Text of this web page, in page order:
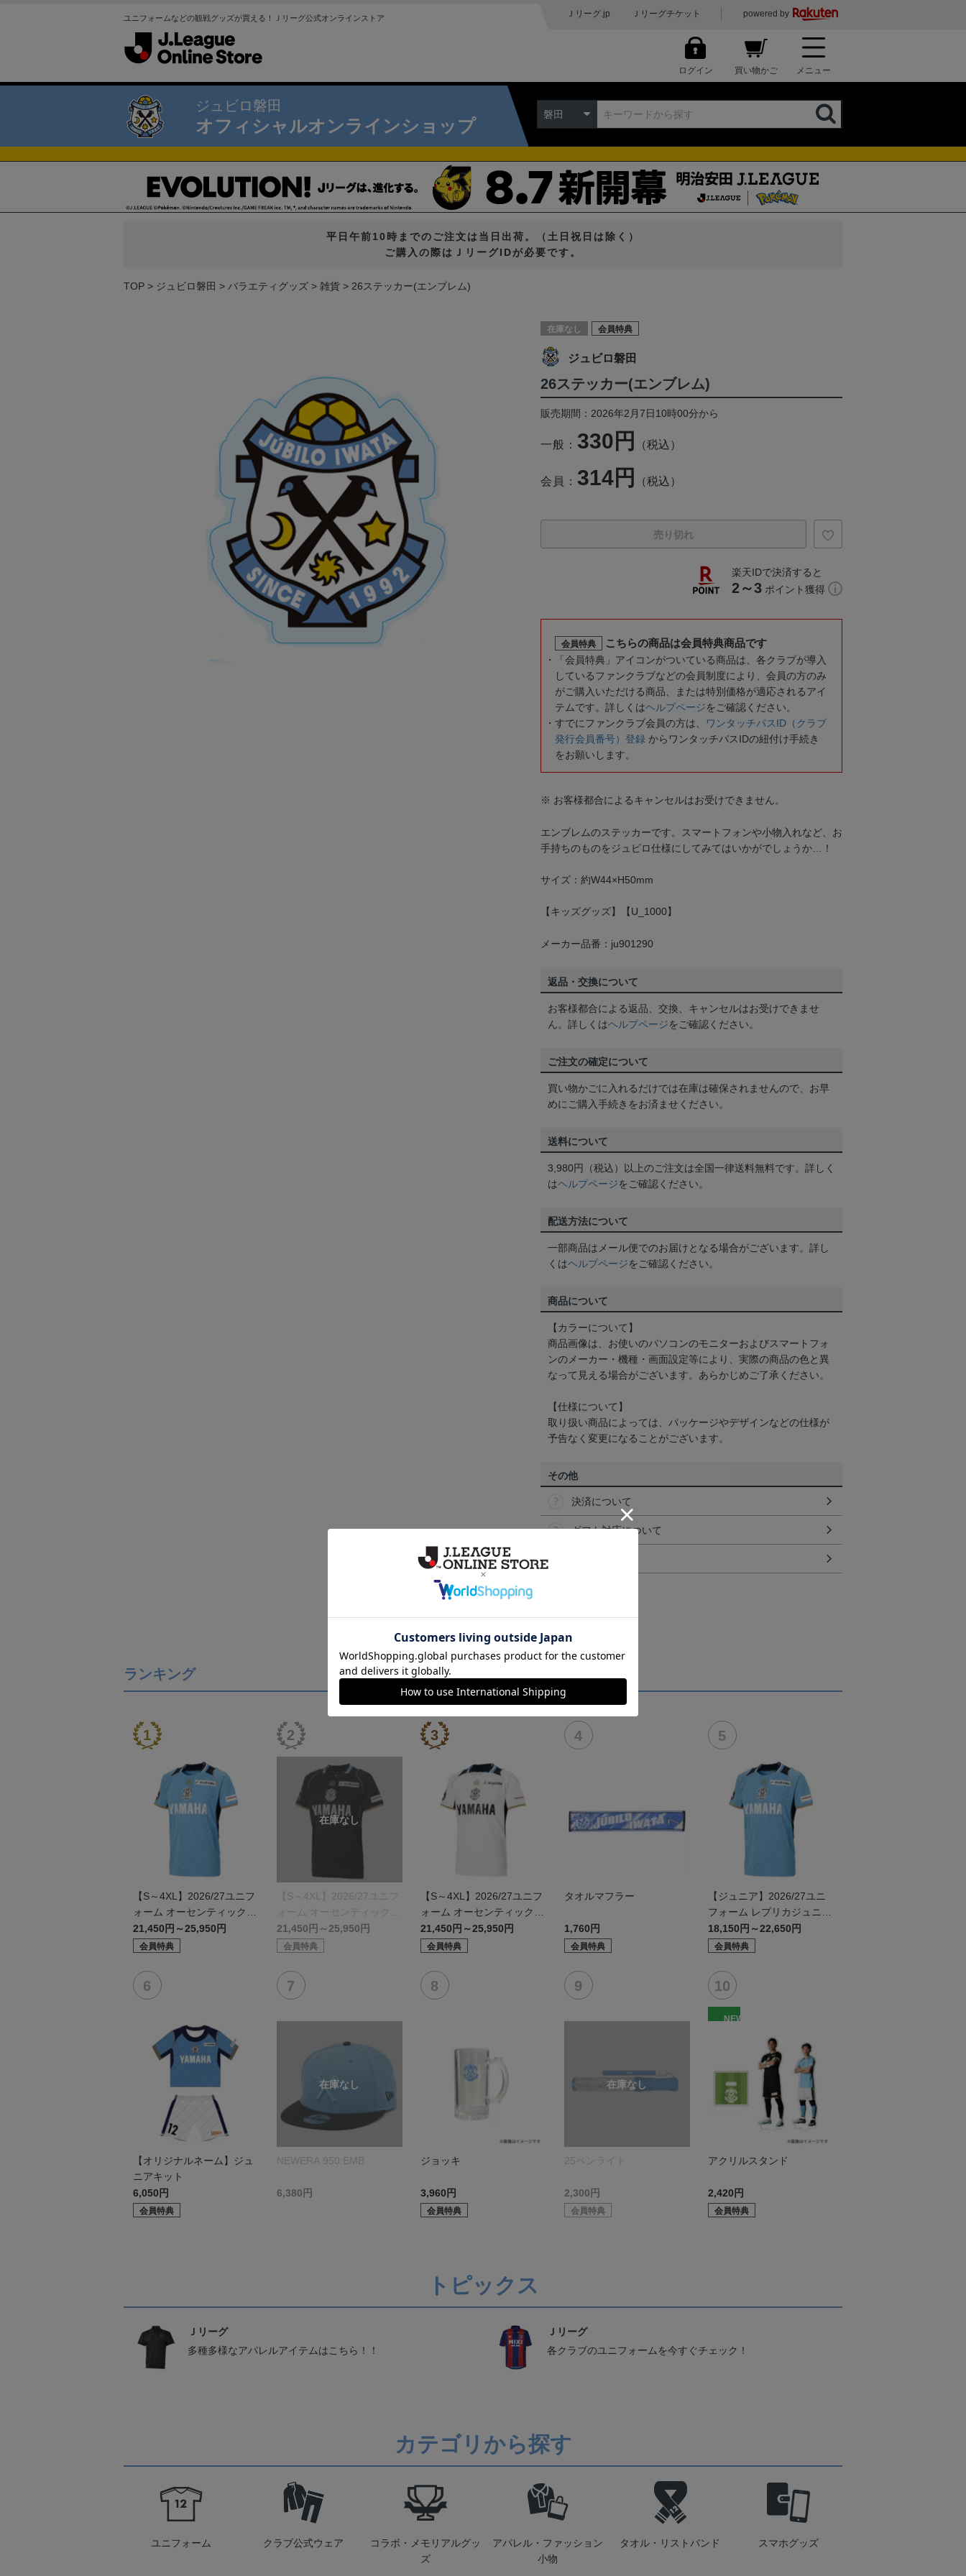
ユニフォームなどの観戦グッズが買える！Ｊリーグ公式オンラインストア Ｊリーグ.jp Ｊリーグチケット powered by
ログイン 買い物かご メニュー
ジュビロ磐田
オフィシャルオンラインショップ
磐田
平日午前10時までのご注文は当日出荷。（土日祝日は除く）
ご購入の際はＪリーグIDが必要です。
TOP ジュビロ磐田 バラエティグッズ 雑貨 26ステッカー(エンブレム)
在庫なし 会員特典
ジュビロ磐田
26ステッカー(エンブレム)
販売期間：2026年2月7日10時00分から
一般： 330円 （税込）
会員： 314円 （税込）
売り切れ
楽天IDで決済すると
2～3 ポイント獲得
会員特典 こちらの商品は会員特典商品です
「会員特典」アイコンがついている商品は、各クラブが導入
しているファンクラブなどの会員制度により、会員の方のみ
がご購入いただける商品、または特別価格が適応されるアイ
テムです。詳しくはヘルプページをご確認ください。
すでにファンクラブ会員の方は、
ワンタッチパスID（クラブ
発行会員番号）登録 からワンタッチパスIDの紐付け手続き
をお願いします。
※ お客様都合によるキャンセルはお受けできません。
エンブレムのステッカーです。スマートフォンや小物入れなど、お
手持ちのものをジュビロ仕様にしてみてはいかがでしょうか…！
サイズ：約W44×H50mm
【キッズグッズ】【U_1000】
メーカー品番：ju901290
返品・交換について
お客様都合による返品、交換、キャンセルはお受けできませ
ん。詳しくはヘルプページをご確認ください。
ご注文の確定について
買い物かごに入れるだけでは在庫は確保されませんので、お早
めにご購入手続きをお済ませください。
送料について
3,980円（税込）以上のご注文は全国一律送料無料です。詳しく
はヘルプページをご確認ください。
配送方法について
一部商品はメール便でのお届けとなる場合がございます。詳し
くはヘルプページをご確認ください。
商品について
【カラーについて】
商品画像は、お使いのパソコンのモニターおよびスマートフォ
ンのメーカー・機種・画面設定等により、実際の商品の色と異
なって見える場合がございます。あらかじめご了承ください。
【仕様について】
取り扱い商品によっては、パッケージやデザインなどの仕様が
予告なく変更になることがございます。
その他
決済について
ギフト対応について
ランキング
【S～4XL】2026/27ユニフ
ォーム オーセンティックモ
デル:FP1st
21,450円～25,950円
会員特典
【S～4XL】2026/27ユニフ
ォーム オーセンティックモ
デル:GK
21,450円～25,950円
会員特典
【S～4XL】2026/27ユニフ
ォーム オーセンティックモ
デル:FP2nd
21,450円～25,950円
会員特典
タオルマフラー
1,760円
会員特典
【ジュニア】2026/27ユニ
フォーム レプリカジュニア
モデル:FP1st
18,150円～22,650円
会員特典
【オリジナルネーム】ジュ
ニアキット
6,050円
会員特典
NEWERA 950:EMB
6,380円
ジョッキ
3,960円
会員特典
25ペンライト
2,300円
会員特典
NEW
アクリルスタンド
2,420円
会員特典
トピックス
Ｊリーグ
多種多様なアパレルアイテムはこちら！！
Ｊリーグ
各クラブのユニフォームを今すぐチェック！
カテゴリから探す
ユニフォーム クラブ公式ウェア
コラボ・メモリアルグッ
ズ
アパレル・ファッション
小物
タオル・リストバンド スマホグッズ